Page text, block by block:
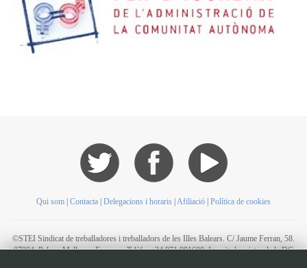
Qui som Contacta Delegacions i horaris Afiliació Política de cookies
©STEI Sindicat de treballadores i treballadors de les Illes Balears. C/ Jaume Ferran, 58.
07004. Palma. Mallorca. Espanya. Telèfon: 34 971 901600. Inscrit al registre de la DG